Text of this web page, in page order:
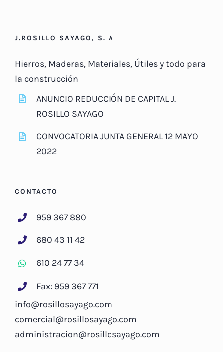
J.ROSILLO SAYAGO, S. A
Hierros, Maderas, Materiales, Útiles y todo para
la construcción
ANUNCIO REDUCCIÓN DE CAPITAL J.
ROSILLO SAYAGO
CONVOCATORIA JUNTA GENERAL 12 MAYO
2022
CONTACTO
959 367 880
680 43 11 42
610 24 77 34
Fax: 959 367 771
info@rosillosayago.com
comercial@rosillosayago.com
administracion@rosillosayago.com